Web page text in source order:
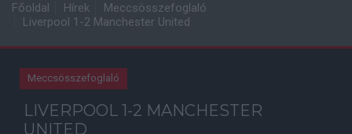
Főoldal Hírek
Meccsösszefoglaló
Liverpool 1-2 Manchester United
Meccsösszefoglaló
LIVERPOOL 1-2 MANCHESTER
UNITED